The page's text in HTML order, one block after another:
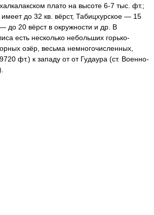
плато на высоте 6-7 тыс. фт.;
до 32 кв. вёрст, Табицхурское — 15
до 20 вёрст в окружности и др. В
есть несколько небольших горько-
озёр, весьма немногочисленных,
фт.) к западу от от Гудаура (ст. Военно-